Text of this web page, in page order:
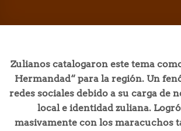
Zulianos catalogaron este tema
Hermandad“ para la región. Un
redes sociales debido a su carga de
local e identidad zuliana.
masivamente con los maracuchos